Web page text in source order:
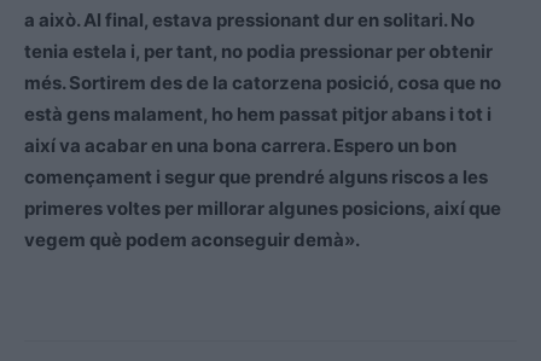
a això. Al final, estava pressionant dur en solitari. No
tenia estela i, per tant, no podia pressionar per obtenir
més. Sortirem des de la catorzena posició, cosa que no
està gens malament, ho hem passat pitjor abans i tot i
així va acabar en una bona carrera. Espero un bon
començament i segur que prendré alguns riscos a les
primeres voltes per millorar algunes posicions, així que
vegem què podem aconseguir demà».